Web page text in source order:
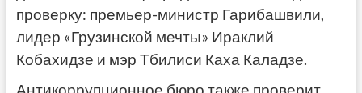
проверку: премьер-министр Гарибашвили,
лидер «Грузинской мечты» Ираклий
Кобахидзе и мэр Тбилиси Каха Каладзе.